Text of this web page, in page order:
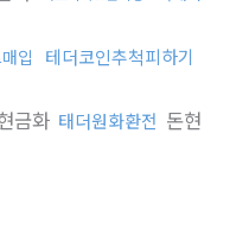
입
테더코인추척피하기
금화 태더원화환전 돈현